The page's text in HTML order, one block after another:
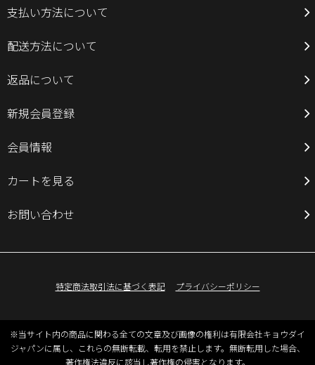
支払い方法について
配送方法について
返品について
新規会員登録
会員情報
カートを見る
お問い合わせ
特定商法取引法に基づく表記 プライバシーポリシー
※当サイト内の商品に関わる全ての文章及び画像の権利は有限会社キョウダイ
ジャパンに属し、これらの無断転載、転用を禁止します。無断転用した場合、
著作権法違反に該当し著作権の侵害となります。